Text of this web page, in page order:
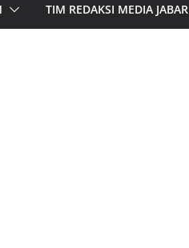
TIM REDAKSI MEDIA JABAR